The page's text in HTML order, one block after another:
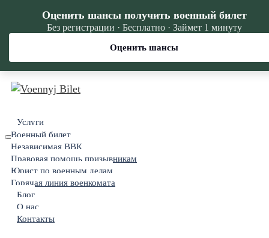
Услуги
Военный билет
Независимая ВВК
Правовая помощь призывникам
Юрист по военным делам
Горячая линия военкомата
Блог
О нас
Контакты
Оценить шансы получить военный билет
Без регистрации · Бесплатно · Займет 1 минуту
Оценить шансы